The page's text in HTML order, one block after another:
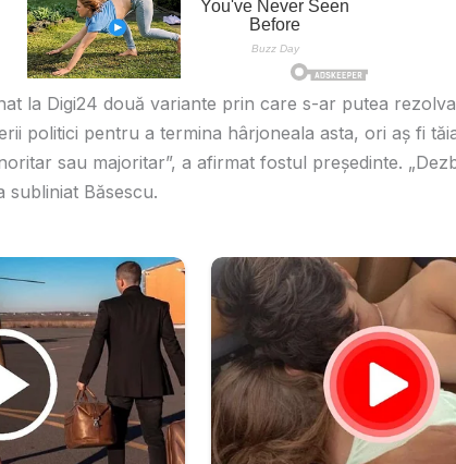
la Digi24 două variante prin care s-ar putea
politici pentru a termina hârjoneala asta, ori aș fi
sau majoritar”, a afirmat fostul președinte.
subliniat Băsescu.